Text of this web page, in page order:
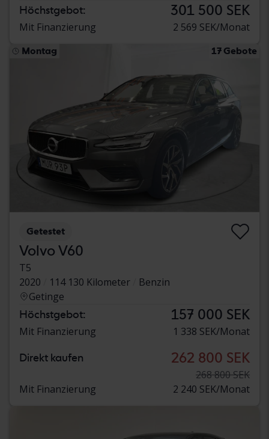
Höchstgebot: 301 500 SEK
Mit Finanzierung 2 569 SEK/Monat
Montag 17 Gebote
Getestet
Volvo V60
T5
2020
114 130 Kilometer
Benzin
Getinge
Höchstgebot: 157 000 SEK
Mit Finanzierung 1 338 SEK/Monat
Direkt kaufen 262 800 SEK
268 800 SEK
Mit Finanzierung
2 240 SEK/Monat